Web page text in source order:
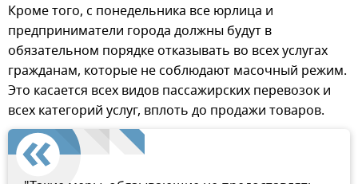
Кроме того, с понедельника все юрлица и
предприниматели города должны будут в
обязательном порядке отказывать во всех услугах
гражданам, которые не соблюдают масочный режим.
Это касается всех видов пассажирских перевозок и
всех категорий услуг, вплоть до продажи товаров.